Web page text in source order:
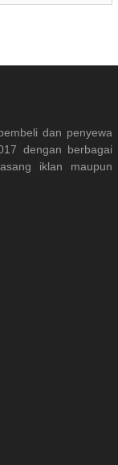
dan penyewa
dengan berbagai
iklan maupun